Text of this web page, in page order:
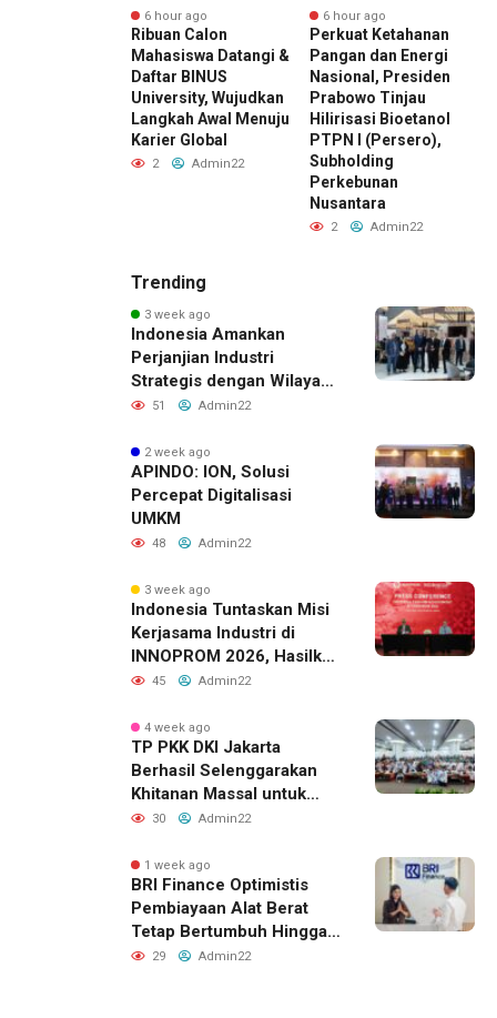
6 hour ago
Ribuan Calon
Mahasiswa Datangi &
Daftar BINUS
University, Wujudkan
Langkah Awal Menuju
Karier Global
2 Admin22
6 hour ago
Perkuat Ketahanan
Pangan dan Energi
Nasional, Presiden
Prabowo Tinjau
Hilirisasi Bioetanol
PTPN I (Persero),
Subholding
Perkebunan
Nusantara
2 Admin22
Trending
3 week ago
Indonesia Amankan
Perjanjian Industri
Strategis dengan Wilayah
Sverdlovsk, Rusia untuk
51 Admin22
2 week ago
APINDO: ION, Solusi
Percepat Digitalisasi
UMKM
48 Admin22
3 week ago
Indonesia Tuntaskan Misi
Kerjasama Industri di
INNOPROM 2026, Hasilkan
Belasan Kerja Sama
45 Admin22
4 week ago
TP PKK DKI Jakarta
Berhasil Selenggarakan
Khitanan Massal untuk
Lebih dari 2.000 Anak:
Raih Penghargaan MURI
30 Admin22
1 week ago
BRI Finance Optimistis
Pembiayaan Alat Berat
Tetap Bertumbuh Hingga
Akhir 2026
29 Admin22